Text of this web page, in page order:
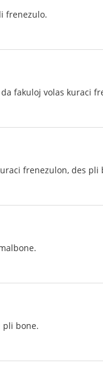
frenezulo.
fakuloj volas kuraci
frenezulon, des pli
pli bone.